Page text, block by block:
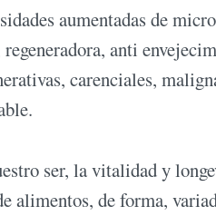
aumentadas de micro
anti
carenciales,
ser, la vitalidad y
alimentos, de forma,